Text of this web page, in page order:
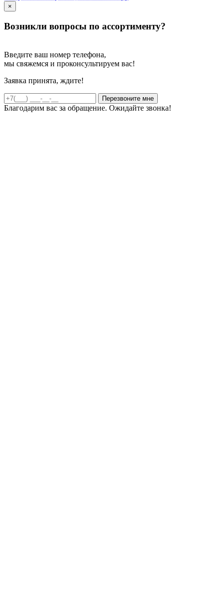
×
Возникли вопросы по ассортименту?
Введите ваш номер телефона,
мы свяжемся и проконсультируем вас!
Заявка принята, ждите!
Благодарим вас за обращение. Ожидайте звонка!